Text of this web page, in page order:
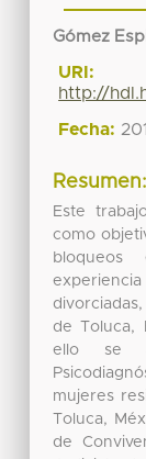
Gómez
URI:
http://
Fecha:
Resumen:
Este
como
de Toluca,
ello se
mujeres
Toluca,
de